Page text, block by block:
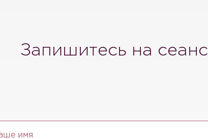
Запишитесь на сеанс
имя